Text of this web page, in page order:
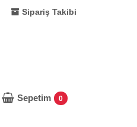
Sipariş Takibi
Sepetim 0